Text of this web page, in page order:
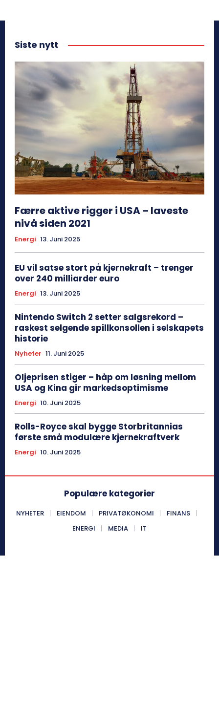
Siste nytt
Færre aktive rigger i USA – laveste
nivå siden 2021
Energi 13. Juni 2025
EU vil satse stort på kjernekraft – trenger
over 240 milliarder euro
Energi 13. Juni 2025
Nintendo Switch 2 setter salgsrekord –
raskest selgende spillkonsollen i selskapets
historie
Nyheter 11. Juni 2025
Oljeprisen stiger – håp om løsning mellom
USA og Kina gir markedsoptimisme
Energi 10. Juni 2025
Rolls-Royce skal bygge Storbritannias
første små modulære kjernekraftverk
Energi 10. Juni 2025
Populære kategorier
NYHETER EIENDOM PRIVATØKONOMI
FINANS
ENERGI
MEDIA IT